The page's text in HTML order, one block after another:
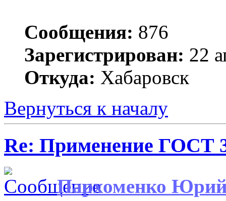
Сообщения: 876
Зарегистрирован: 22
Откуда: Хабаровск
Вернуться к началу
Re: Применение ГОСТ
Пархоменко